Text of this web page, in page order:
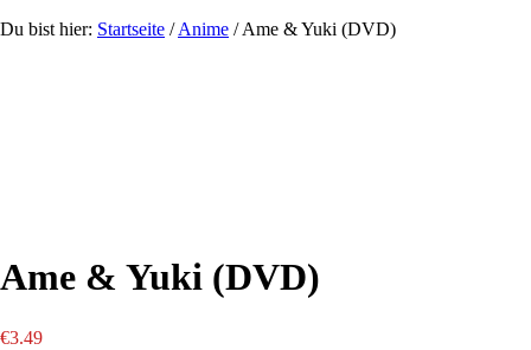
Du bist hier: Startseite / Anime /Ame & Yuki (DVD)
Ame & Yuki (DVD)
€3.49